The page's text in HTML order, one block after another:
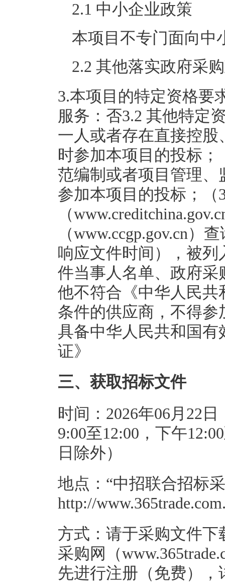
2.1 中小企业政策
本项目不专门面向中
2.2 其他落实政府采
3.本项目的特定资格要
服务：否3.2 其他特定
一人或者存在直接控
时参加本项目的投标
范编制或者项目管理
参加本项目的投标；（
（
（www.ccgp.gov.cn）
响应文件时间），被
件当事人名单、政府
他不符合《中华人民
条件的供应商，不得
具备中华人民共和国
证》
三、获取招标文件
时间：2026年06月22
9:00至12:00，下午
日除外）
地点：“中招联合招标
http://
方式：请于采购文件
采购网（
先进行注册（免费）